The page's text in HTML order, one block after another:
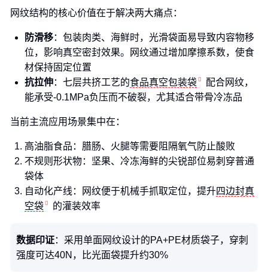
网纹结构的核心价值在于解决两大痛点：
防滑移：包装肉类、海鲜时，光滑袋面易导致内容物移
位，影响真空密封效果。网纹通过增加摩擦系数，使食
材保持固定位置
抗拉伸：七层共挤工艺的食品真空包装袋
配合网纹，
能承受-0.1MPa负压而不破裂，尤其适合带骨冷冻品
当前主流应用场景集中在：
高油脂食品：腊肠、火腿等需要阻隔氧气防止酸败
不规则形状物：坚果、冷冻海鲜的尖锐部位易刺穿普通
袋体
自动化产线：网纹便于机械手抓取定位，提升四边封真
空袋
的灌装效率
数据印证：采用单面网纹设计的PA+PE材质袋子，穿刺
强度可达40N，比光面袋提升约30%